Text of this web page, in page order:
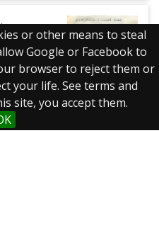
or other means to steal
Google or Facebook to
browser to reject them or
your life. See terms and
site, you accept them.
8 de
de
de
de